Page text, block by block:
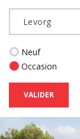
Levorg
Neuf
Occasion
VALIDER